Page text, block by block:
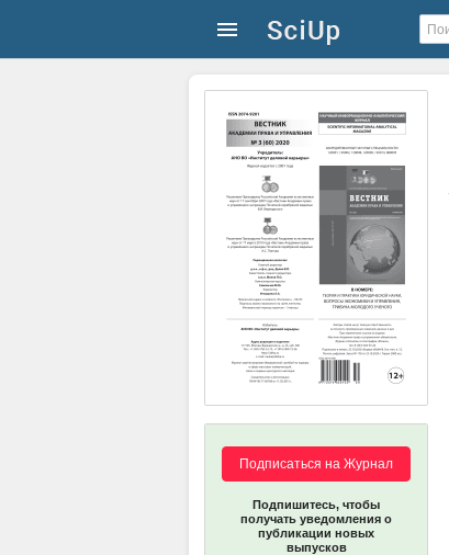
Подписаться на Журнал
Подпишитесь, чтобы
получать уведомления о
публикации новых
выпусков